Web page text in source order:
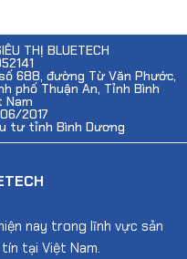
THỊ BLUETECH
688, đường Từ Văn Phước,
phố Thuận An, Tỉnh Bình
Nam
2017
tư tỉnh Bình Dương
nay trong lĩnh vực sản
tại Việt Nam.